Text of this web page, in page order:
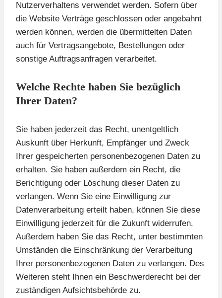
Nutzerverhaltens verwendet werden. Sofern über
die Website Verträge geschlossen oder angebahnt
werden können, werden die übermittelten Daten
auch für Vertragsangebote, Bestellungen oder
sonstige Auftragsanfragen verarbeitet.
Welche Rechte haben Sie bezüglich
Ihrer Daten?
Sie haben jederzeit das Recht, unentgeltlich
Auskunft über Herkunft, Empfänger und Zweck
Ihrer gespeicherten personenbezogenen Daten zu
erhalten. Sie haben außerdem ein Recht, die
Berichtigung oder Löschung dieser Daten zu
verlangen. Wenn Sie eine Einwilligung zur
Datenverarbeitung erteilt haben, können Sie diese
Einwilligung jederzeit für die Zukunft widerrufen.
Außerdem haben Sie das Recht, unter bestimmten
Umständen die Einschränkung der Verarbeitung
Ihrer personenbezogenen Daten zu verlangen. Des
Weiteren steht Ihnen ein Beschwerderecht bei der
zuständigen Aufsichtsbehörde zu.